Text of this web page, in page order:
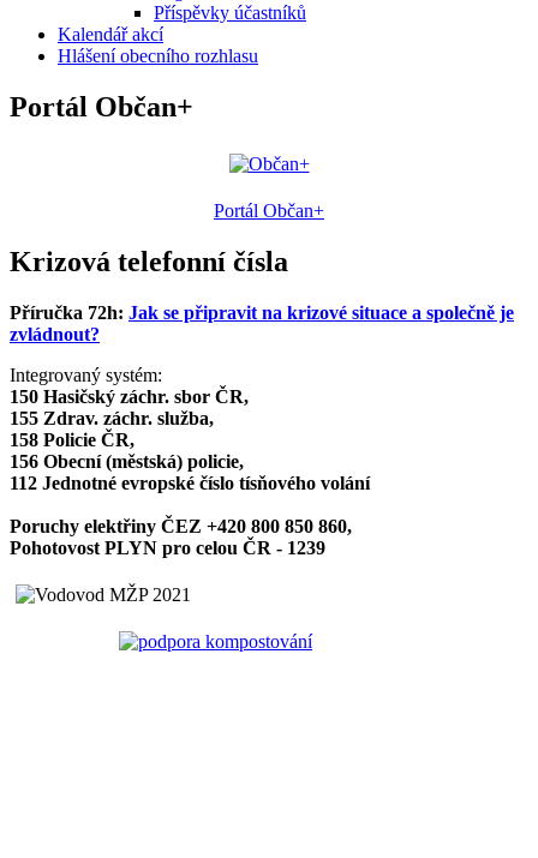
Příspěvky účastníků
Kalendář akcí
Hlášení obecního rozhlasu
Portál Občan+
Portál Občan+
Krizová telefonní čísla
Příručka 72h: Jak se připravit na krizové situace a společně je
zvládnout?
Integrovaný systém:
150 Hasičský záchr. sbor ČR,
155 Zdrav. záchr. služba,
158 Policie ČR,
156 Obecní (městská) policie,
112 Jednotné evropské číslo tísňového volání
Poruchy elektřiny ČEZ +420 800 850 860,
Pohotovost PLYN pro celou ČR - 1239